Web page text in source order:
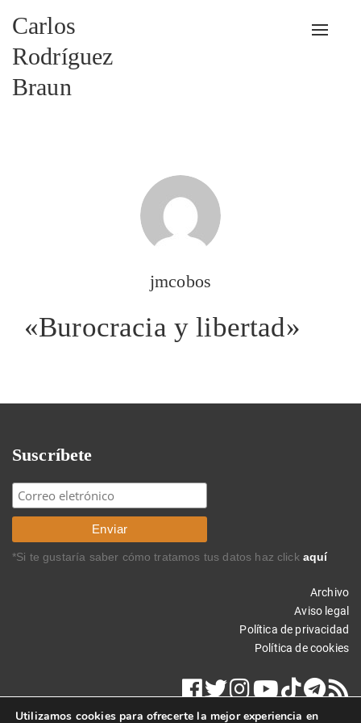
Carlos
Rodríguez
Braun
jmcobos
«Burocracia y libertad»
Suscríbete
*Si te gustaría saber cómo tratamos tus datos haz click aquí
Archivo
Aviso legal
Política de privacidad
Política de cookies
Utilizamos cookies para ofrecerte la mejor experiencia en